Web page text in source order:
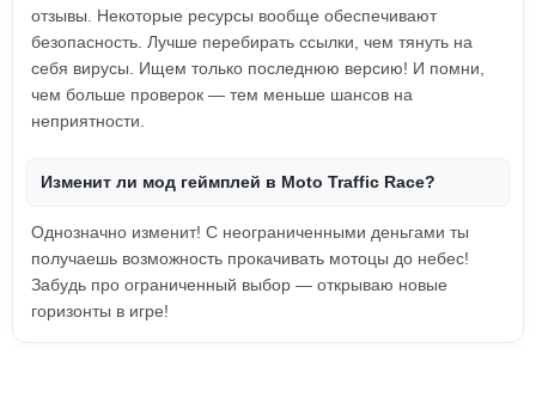
отзывы. Некоторые ресурсы вообще обеспечивают
безопасность. Лучше перебирать ссылки, чем тянуть на
себя вирусы. Ищем только последнюю версию! И помни,
чем больше проверок — тем меньше шансов на
неприятности.
Изменит ли мод геймплей в Moto Traffic Race?
Однозначно изменит! С неограниченными деньгами ты
получаешь возможность прокачивать мотоцы до небес!
Забудь про ограниченный выбор — открываю новые
горизонты в игре!